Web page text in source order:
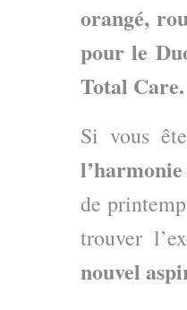
orangé,
pour le
Total Care.
Si vous
l’harmonie
de
trouver
nouvel